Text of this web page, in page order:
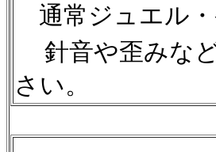
通常ジュエル
針音や歪みな
さい。